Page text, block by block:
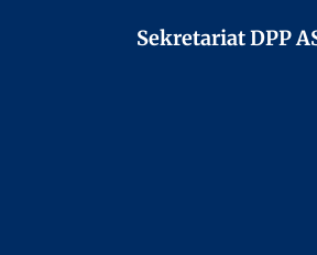
Sekretariat DPP